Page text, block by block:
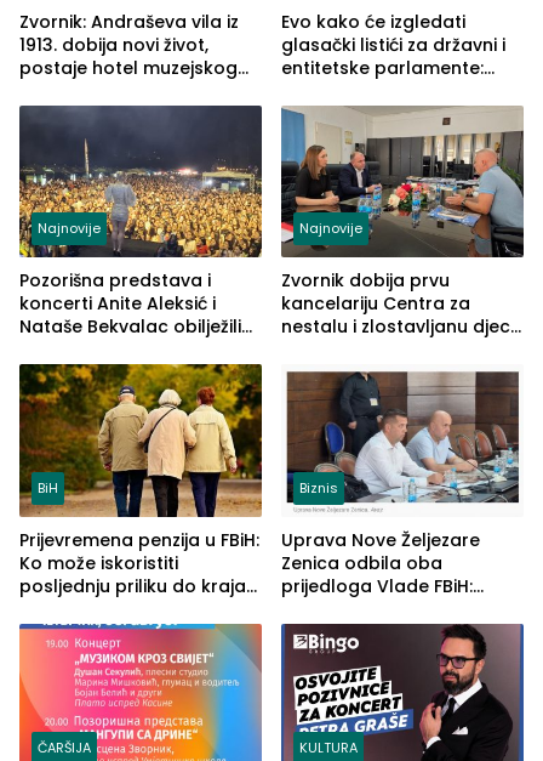
Zvornik: Andraševa vila iz
1913. dobija novi život,
postaje hotel muzejskog
Evo kako će izgledati
glasački listići za državni i
entitetske parlamente:
vidljive na njima
Najnovije
Pozorišna predstava i
koncerti Anite Aleksić i
Nataše Bekvalac obilježili
ljeta (FOTO)
Najnovije
Zvornik dobija prvu
kancelariju Centra za
nestalu i zlostavljanu djecu
BiH
Prijevremena penzija u FBiH:
Ko može iskoristiti
posljednju priliku do kraja
Biznis
Uprava Nove Željezare
Zenica odbila oba
prijedloga Vlade FBiH:
rješenje
ČARŠIJA KULTURA